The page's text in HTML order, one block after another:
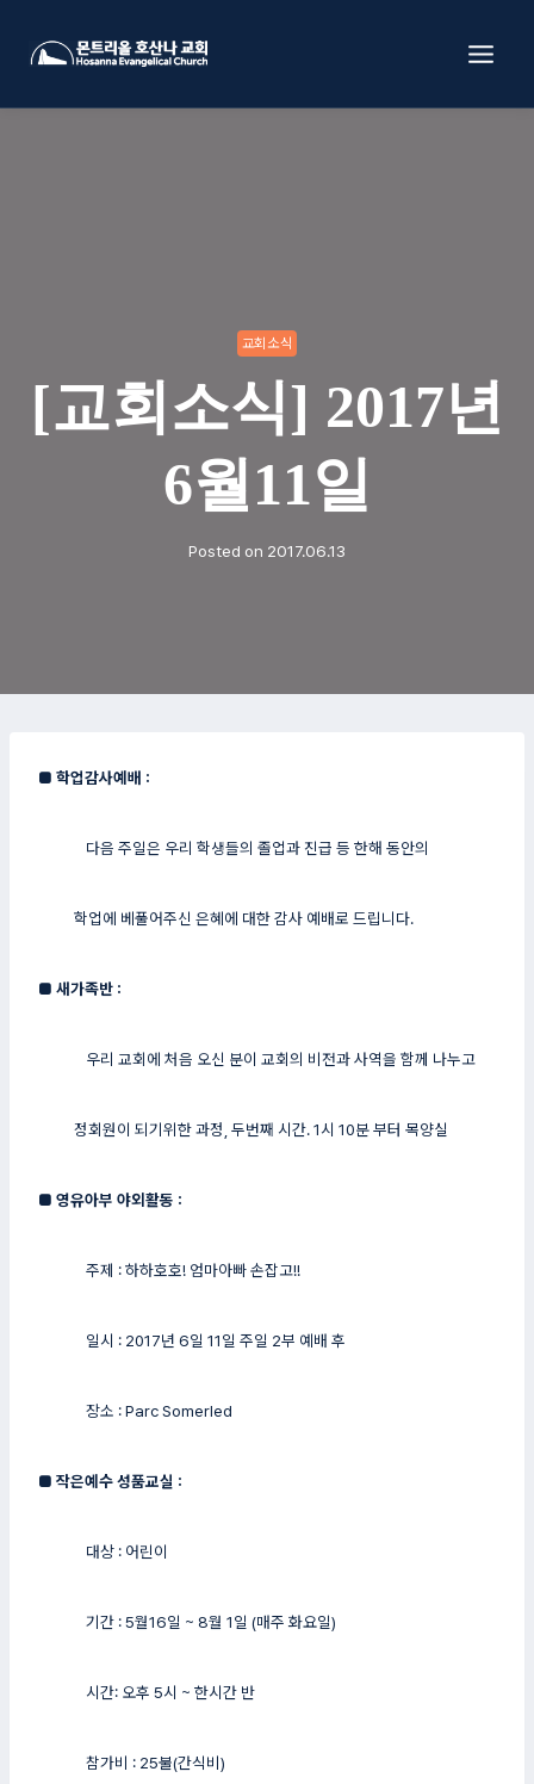
교회소식
[교회소식] 2017년
6월11일
Posted on 2017.06.13
■ 학업감사예배 :
다음 주일은 우리 학생들의 졸업과 진급 등 한해 동안의
학업에 베풀어주신 은혜에 대한 감사 예배로 드립니다.
■ 새가족반 :
우리 교회에 처음 오신 분이 교회의 비전과 사역을 함께 나누고
정회원이 되기위한 과정, 두번째 시간. 1시 10분 부터 목양실
■ 영유아부 야외활동 :
주제 : 하하호호! 엄마아빠 손잡고!!
일시 : 2017년 6일 11일 주일 2부 예배 후
장소 : Parc Somerled
■ 작은예수 성품교실 :
대상 : 어린이
기간 : 5월16일 ~ 8월 1일 (매주 화요일)
시간: 오후 5시 ~ 한시간 반
참가비 : 25불(간식비)